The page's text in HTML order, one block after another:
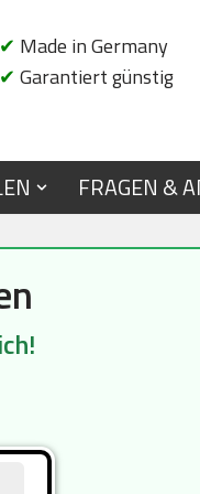
✔ Made in Germany
✔ Garantiert günstig
FRAGEN &